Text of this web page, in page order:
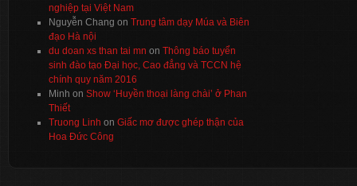
nghiệp tại Việt Nam
Nguyễn Chang on Trung tâm dạy Múa và Biên
đạo Hà nội
du doan xs than tai mn on Thông báo tuyển
sinh đào tạo Đại học, Cao đẳng và TCCN hệ
chính quy năm 2016
Minh on Show ‘Huyền thoại làng chài’ ở Phan
Thiết
Truong Linh on Giấc mơ được ghép thận của
Hoa Đức Công